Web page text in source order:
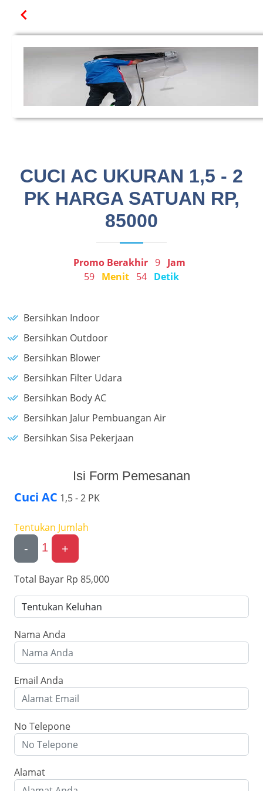
CUCI AC UKURAN 1,5 - 2
PK HARGA SATUAN RP,
85000
Promo Berakhir 9 Jam
59 Menit 54 Detik
Bersihkan Indoor
Bersihkan Outdoor
Bersihkan Blower
Bersihkan Filter Udara
Bersihkan Body AC
Bersihkan Jalur Pembuangan Air
Bersihkan Sisa Pekerjaan
Isi Form Pemesanan
Cuci AC 1,5 - 2 PK
Tentukan Jumlah
-
1 +
Total Bayar Rp 85,000
Nama Anda
Email Anda
No Telepone
Alamat